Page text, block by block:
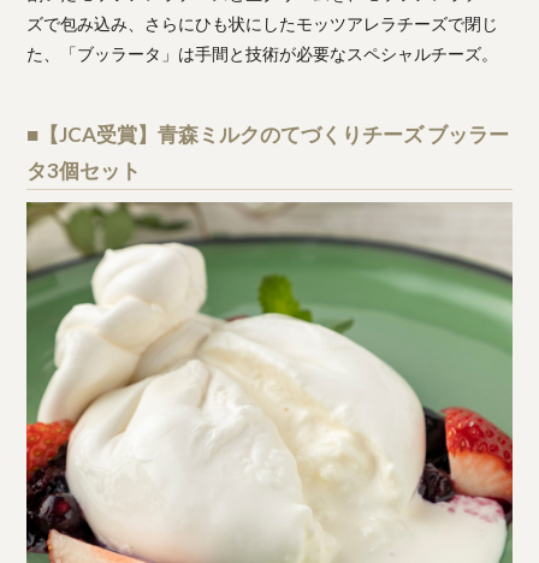
ズで包み込み、さらにひも状にしたモッツアレラチーズで閉じ
た、「ブッラータ」は手間と技術が必要なスペシャルチーズ。
■【JCA受賞】青森ミルクのてづくりチーズ ブッラー
タ3個セット